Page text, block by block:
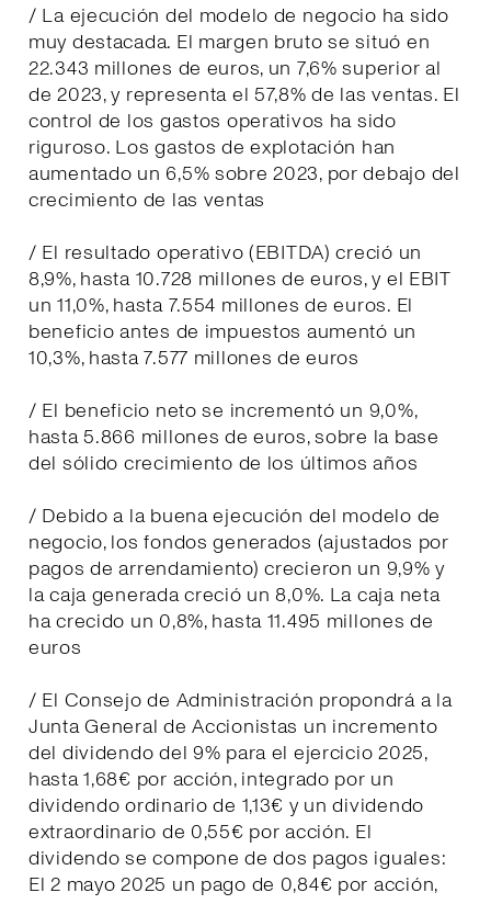
/ La ejecución del modelo de negocio ha sido
muy destacada. El margen bruto se situó en
22.343 millones de euros, un 7,6% superior al
de 2023, y representa el 57,8% de las ventas. El
control de los gastos operativos ha sido
riguroso. Los gastos de explotación han
aumentado un 6,5% sobre 2023, por debajo del
crecimiento de las ventas
/ El resultado operativo (EBITDA) creció un
8,9%, hasta 10.728 millones de euros, y el EBIT
un 11,0%, hasta 7.554 millones de euros. El
beneficio antes de impuestos aumentó un
10,3%, hasta 7.577 millones de euros
/ El beneficio neto se incrementó un 9,0%,
hasta 5.866 millones de euros, sobre la base
del sólido crecimiento de los últimos años
/ Debido a la buena ejecución del modelo de
negocio, los fondos generados (ajustados por
pagos de arrendamiento) crecieron un 9,9% y
la caja generada creció un 8,0%. La caja neta
ha crecido un 0,8%, hasta 11.495 millones de
euros
/ El Consejo de Administración propondrá a la
Junta General de Accionistas un incremento
del dividendo del 9% para el ejercicio 2025,
hasta 1,68€ por acción, integrado por un
dividendo ordinario de 1,13€ y un dividendo
extraordinario de 0,55€ por acción. El
dividendo se compone de dos pagos iguales:
El 2 mayo 2025 un pago de 0,84€ por acción,